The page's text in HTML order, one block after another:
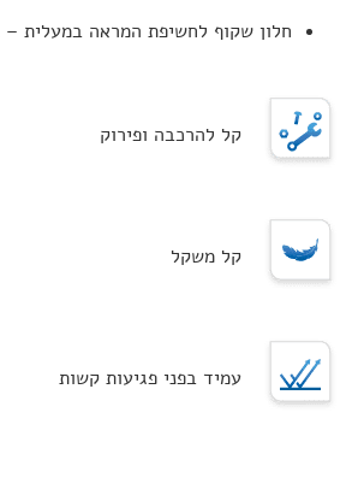
חלון שקוף לחשיפת המראה במעלית
קל להרכבה ופירוק
קל משקל
עמיד בפני פגיעות קשות